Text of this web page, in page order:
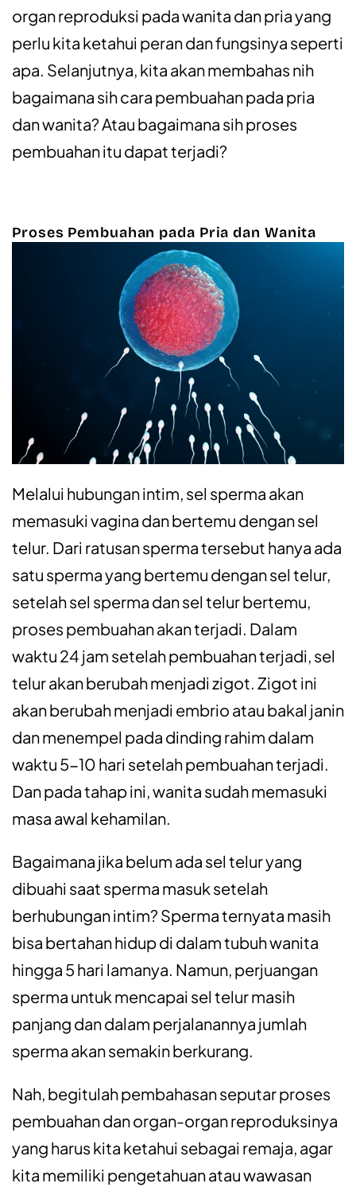
organ reproduksi pada wanita dan pria yang
perlu kita ketahui peran dan fungsinya seperti
apa. Selanjutnya, kita akan membahas nih
bagaimana sih cara pembuahan pada pria
dan wanita? Atau bagaimana sih proses
pembuahan itu dapat terjadi?
Proses Pembuahan pada Pria dan Wanita
Melalui hubungan intim, sel sperma akan
memasuki vagina dan bertemu dengan sel
telur. Dari ratusan sperma tersebut hanya ada
satu sperma yang bertemu dengan sel telur,
setelah sel sperma dan sel telur bertemu,
proses pembuahan akan terjadi. Dalam
waktu 24 jam setelah pembuahan terjadi, sel
telur akan berubah menjadi zigot. Zigot ini
akan berubah menjadi embrio atau bakal janin
dan menempel pada dinding rahim dalam
waktu 5-10 hari setelah pembuahan terjadi.
Dan pada tahap ini, wanita sudah memasuki
masa awal kehamilan.
Bagaimana jika belum ada sel telur yang
dibuahi saat sperma masuk setelah
berhubungan intim? Sperma ternyata masih
bisa bertahan hidup di dalam tubuh wanita
hingga 5 hari lamanya. Namun, perjuangan
sperma untuk mencapai sel telur masih
panjang dan dalam perjalanannya jumlah
sperma akan semakin berkurang.
Nah, begitulah pembahasan seputar proses
pembuahan dan organ-organ reproduksinya
yang harus kita ketahui sebagai remaja, agar
kita memiliki pengetahuan atau wawasan